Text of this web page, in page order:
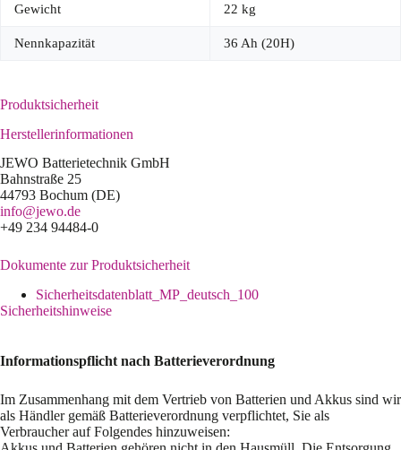
Gewicht 22 kg
Nennkapazität 36 Ah (20H)
Produktsicherheit
Herstellerinformationen
JEWO Batterietechnik GmbH
Bahnstraße 25
44793 Bochum (DE)
info@jewo.de
+49 234 94484-0
Dokumente zur Produktsicherheit
Sicherheitsdatenblatt_MP_deutsch_100
Sicherheitshinweise
Informationspflicht nach Batterieverordnung
Im Zusammenhang mit dem Vertrieb von Batterien und Akkus sind wir
als Händler gemäß Batterieverordnung verpflichtet, Sie als
Verbraucher auf Folgendes hinzuweisen: